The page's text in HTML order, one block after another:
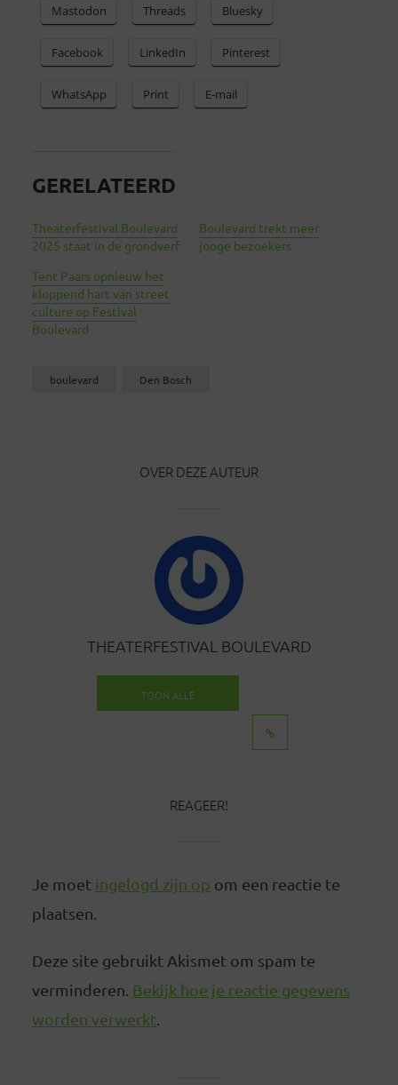
Mastodon Threads Bluesky
Facebook LinkedIn Pinterest
WhatsApp Print E-mail
GERELATEERD
Theaterfestival Boulevard
2025 staat in de grondverf
Boulevard trekt meer
jonge bezoekers
Tent Paars opnieuw het
kloppend hart van street
culture op Festival
Boulevard
boulevard Den Bosch
OVER DEZE AUTEUR
THEATERFESTIVAL BOULEVARD
TOON ALLE
REAGEER!
Je moet ingelogd zijn op om een reactie te
plaatsen.
Deze site gebruikt Akismet om spam te
verminderen. Bekijk hoe je reactie gegevens
worden verwerkt.